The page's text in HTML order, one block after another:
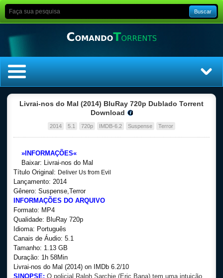
Buscar
Filmes
Livrai-nos do Mal (2014) BluRay 720p Dublado Torrent
Download
2014 5.1 720p IMDB-6.2 Suspense Terror
»INFORMAÇÕES«
Baixar: Livrai-nos do Mal
Título Original: Deliver Us from Evil
Lançamento: 2014
Gênero: Suspense,Terror
INFORMAÇÕES DO ARQUIVO
Formato: MP4
Qualidade: BluRay 720p
Idioma: Português
Canais de Áudio: 5.1
Tamanho: 1.13 GB
Duração: 1h 58Min
Livrai-nos do Mal (2014) on IMDb 6.2/10
SINOPSE: O policial Ralph Sarchie (Eric Bana) tem uma intuição